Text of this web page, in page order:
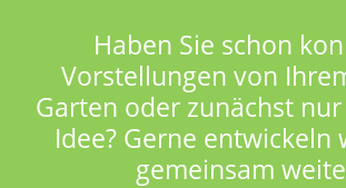
Haben Sie schon
Vorstellungen von
Garten oder zunächst
Idee? Gerne entwickeln
gemeinsam